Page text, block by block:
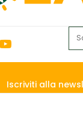
Iscriviti alla